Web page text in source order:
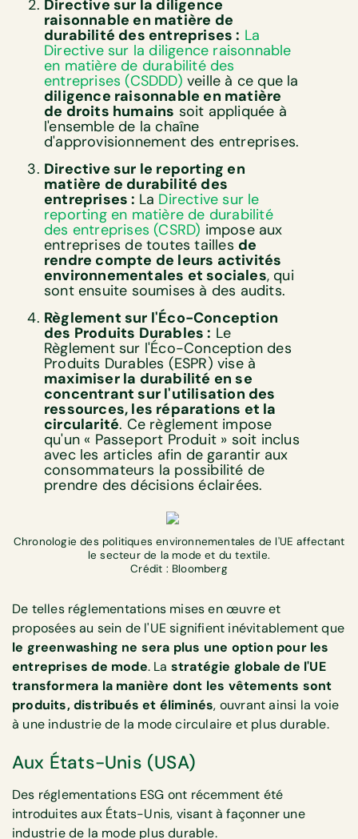
Directive sur la diligence
raisonnable en matière de
durabilité des entreprises : La
Directive sur la diligence raisonnable
en matière de durabilité des
entreprises (CSDDD) veille à ce que la
diligence raisonnable en matière
de droits humains soit appliquée à
l'ensemble de la chaîne
d'approvisionnement des entreprises.
Directive sur le reporting en
matière de durabilité des
entreprises : La Directive sur le
reporting en matière de durabilité
des entreprises (CSRD) impose aux
entreprises de toutes tailles de
rendre compte de leurs activités
environnementales et sociales, qui
sont ensuite soumises à des audits.
Règlement sur l'Éco-Conception
des Produits Durables : Le
Règlement sur l'Éco-Conception des
Produits Durables (ESPR) vise à
maximiser la durabilité en se
concentrant sur l'utilisation des
ressources, les réparations et la
circularité. Ce règlement impose
qu'un « Passeport Produit » soit inclus
avec les articles afin de garantir aux
consommateurs la possibilité de
prendre des décisions éclairées.
Chronologie des politiques environnementales de l'UE affectant
le secteur de la mode et du textile.
Crédit : Bloomberg
De telles réglementations mises en œuvre et
proposées au sein de l'UE signifient inévitablement que
le greenwashing ne sera plus une option pour les
entreprises de mode. La stratégie globale de l'UE
transformera la manière dont les vêtements sont
produits, distribués et éliminés, ouvrant ainsi la voie
à une industrie de la mode circulaire et plus durable.
Aux États-Unis (USA)
Des réglementations ESG ont récemment été
introduites aux États-Unis, visant à façonner une
industrie de la mode plus durable.